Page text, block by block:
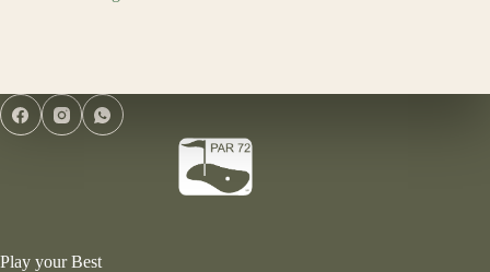
Play your Best